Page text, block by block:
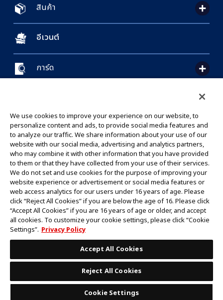
สินค้า
อีเวนต์
การ์ด
GLOBAL ENTRANCE
©Eiichiro Oda/Shueisha
©Eiichiro Oda/Shueisha, Toei Animation
ห้ามคัดลอกรูปภาพ,ข้อความและข้อมูลทั้งหมดในเว็บไซต์นี้โดยไม่ได้รับอนุญาต
โปรดทราบว่ารูปภาพในเว็บไซต์นี้อาจแตกต่างจากสินค้าจริงที่อยู่ระหว่างการพัฒนา
*Apple และโลโก้ Apple เป็นเครื่องหมายการค้าของบริษัท Apple Inc.
*Google Play และโลโก้ Google Play เป็นเครื่องหมายการค้าหรือจดทะเบียน
เครื่องหมายการค้าของบริษัท Google LLC.
We use cookies to improve your experience on our website, to
personalize content and ads, to provide social media features and
to analyze our traffic. We share information about your use of our
website with our social media, advertising and analytics partners,
who may combine it with other information that you have provided
to them or that they have collected from your use of their services.
We do not set and use cookies for the purpose of improving your
website experience or advertisement or social media features or
web access analytics for our users under 16 years of age. Please
click “Reject All Cookies” if you are below the age of 16. Please click
“Accept All Cookies” if you are 16 years of age or older, and accept
all cookies. To customize your cookie settings, please click “Cookie
Settings”. Privacy Policy
Accept All Cookies
Reject All Cookies
Cookie Settings